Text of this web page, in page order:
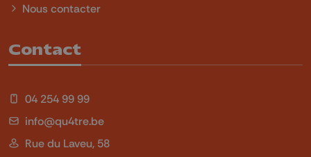
Nous contacter
Contact
04 254 99 99
info@qu4tre.be
Rue du Laveu, 58